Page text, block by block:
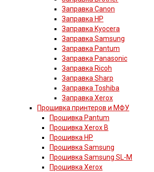
Заправка Canon
Заправка HP
Заправка Kyocera
Заправка Samsung
Заправка Pantum
Заправка Panasonic
Заправка Ricoh
Заправка Sharp
Заправка Toshiba
Заправка Xerox
Прошивка принтеров и МФУ
Прошивка Pantum
Прошивка Xerox B
Прошивка HP
Прошивка Samsung
Прошивка Samsung SL-M
Прошивка Xerox